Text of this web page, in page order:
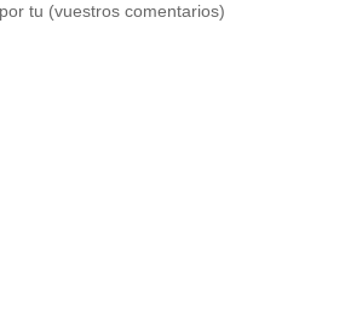
tu (vuestros comentarios)